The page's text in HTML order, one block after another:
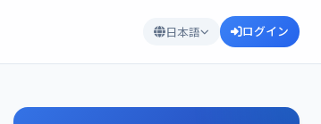
日本語 ログイン